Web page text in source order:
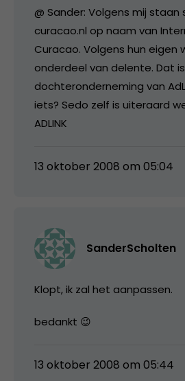
@ Sander: Volgens mij staan
curacao.nl op naam van
Curacao. Volgens hun eigen
onderdeel van delente. Dat
dochteronderneming van
iets? Sedo zelf is uiteraard
ADLINK
13 oktober 2008 om 05:04
SanderScholten
Klopt, ik zal het aanpassen.
bedankt 😉
13 oktober 2008 om 05:44